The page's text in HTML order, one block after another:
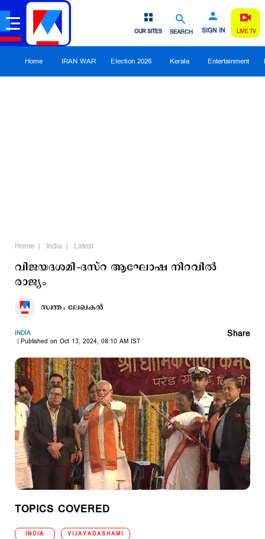
SEARCH SIGN IN
OUR SITES LIVE TV
Home IRAN WAR Election 2026 Kerala Entertainment
Home India Latest
വിജയദശമി–ദസ്റ ആഘോഷ നിറവില്‍
രാജ്യം
സ്വന്തം ലേഖകൻ
INDIA
Published on Oct 13, 2024, 08:10 AM IST
Share
TOPICS COVERED
INDIA VIJAYADASHAMI